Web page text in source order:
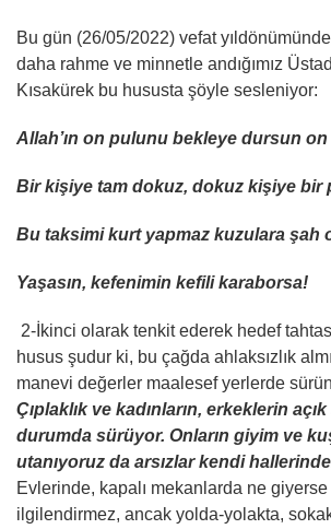
Bu gün (26/05/2022) vefat
daha rahme ve minnetle andığımız
Kısakürek bu hususta şöyle sesleniyor:
Allah’ın on pulunu bekleye dursun on
Bir kişiye tam dokuz, dokuz kişiye bir
Bu taksimi kurt yapmaz kuzulara şah
Yaşasın, kefenimin kefili karaborsa!
2-İkinci olarak tenkit ederek hedef
husus şudur ki, bu çağda ahlaksızlık
manevi değerler maalesef yerlerde
Çıplaklık ve kadınların, erkeklerin açık
durumda sürüyor. Onların giyim ve
utanıyoruz da arsızlar kendi
Evlerinde, kapalı mekanlarda ne
ilgilendirmez, ancak yolda-yolakta,